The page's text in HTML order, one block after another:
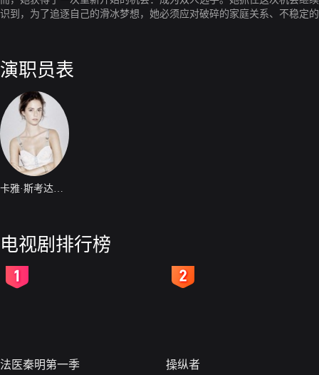
识到，为了追逐自己的滑冰梦想，她必须应对破碎的家庭关系、不稳定
演职员表
电视剧排行榜
法医秦明第一季 操纵者